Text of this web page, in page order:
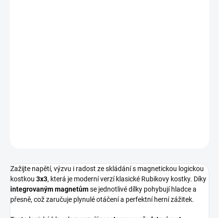
Zažijte napětí, výzvu i radost ze skládání s magnetickou logickou
kostkou 3x3, která je moderní verzí klasické Rubikovy kostky. Díky
integrovaným magnetůmse jednotlivé dílky pohybují hladce a
přesně, což zaručuje plynulé otáčení a perfektní herní zážitek.